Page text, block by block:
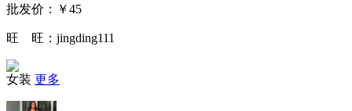
批发价： ￥45
旺 旺： jingding111
女装 更多